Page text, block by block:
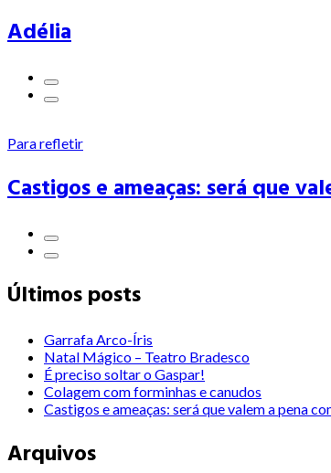
Adélia
Para refletir
Castigos e ameaças: será que
Últimos posts
Garrafa Arco-Íris
Natal Mágico – Teatro Bradesco
É preciso soltar o Gaspar!
Colagem com forminhas e canudos
Castigos e ameaças: será que valem a pena
Arquivos